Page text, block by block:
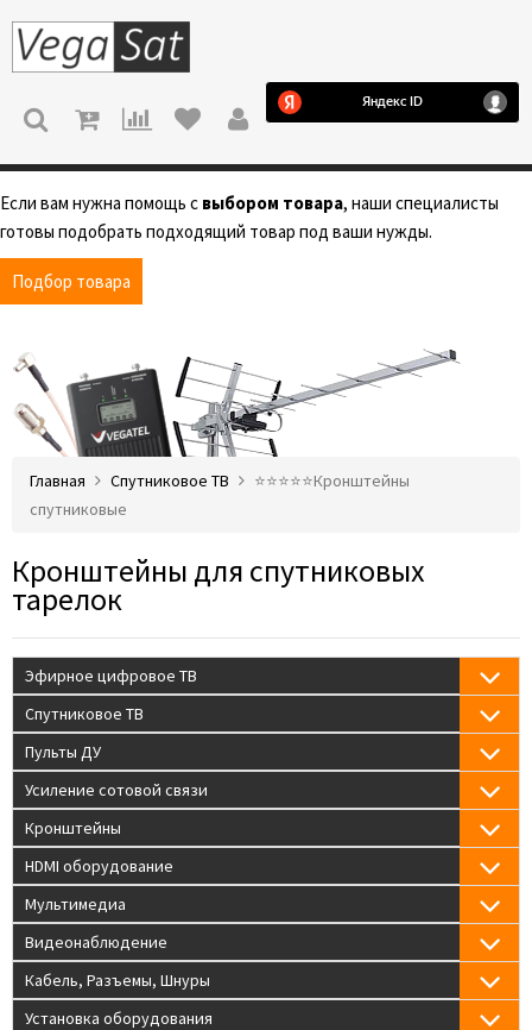
МЕНЮ
Если вам нужна помощь с выбором товара, наши специалисты
готовы подобрать подходящий товар под ваши нужды.
Подбор товара
Главная Спутниковое ТВ
⭐️⭐️⭐️⭐️⭐️Кронштейны
спутниковые
Кронштейны для спутниковых
тарелок
Эфирное цифровое ТВ
Спутниковое ТВ
Пульты ДУ
Усиление сотовой связи
Кронштейны
HDMI оборудование
Мультимедиа
Видеонаблюдение
Кабель, Разъемы, Шнуры
Установка оборудования